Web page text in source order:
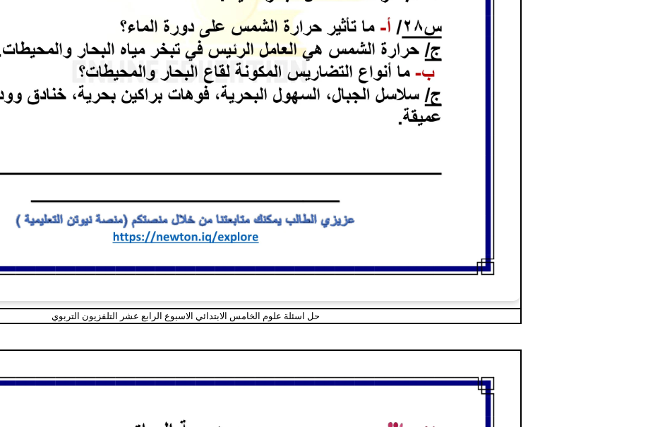
حل اسئلة علوم الخامس الابتدائي الاسبوع الرابع عشر التلفزيون التربوي